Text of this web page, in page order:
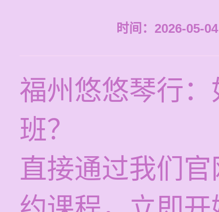
时间：2026-05-
福州悠悠琴行
班？
直接通过我们